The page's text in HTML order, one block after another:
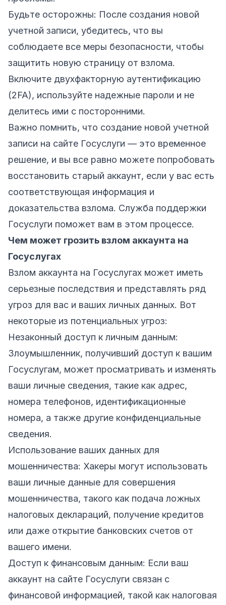
Будьте осторожны: После создания новой
учетной записи, убедитесь, что вы
соблюдаете все меры безопасности, чтобы
защитить новую страницу от взлома.
Включите двухфакторную аутентификацию
(2FA), используйте надежные пароли и не
делитесь ими с посторонними.
Важно помнить, что создание новой учетной
записи на сайте Госуслуги — это временное
решение, и вы все равно можете попробовать
восстановить старый аккаунт, если у вас есть
соответствующая информация и
доказательства взлома. Служба поддержки
Госуслуги поможет вам в этом процессе.
Чем может грозить взлом аккаунта на
Госуслугах
Взлом аккаунта на Госуслугах может иметь
серьезные последствия и представлять ряд
угроз для вас и ваших личных данных. Вот
некоторые из потенциальных угроз:
Незаконный доступ к личным данным:
Злоумышленник, получивший доступ к вашим
Госуслугам, может просматривать и изменять
ваши личные сведения, такие как адрес,
номера телефонов, идентификационные
номера, а также другие конфиденциальные
сведения.
Использование ваших данных для
мошенничества: Хакеры могут использовать
ваши личные данные для совершения
мошенничества, такого как подача ложных
налоговых деклараций, получение кредитов
или даже открытие банковских счетов от
вашего имени.
Доступ к финансовым данным: Если ваш
аккаунт на сайте Госуслуги связан с
финансовой информацией, такой как налоговая